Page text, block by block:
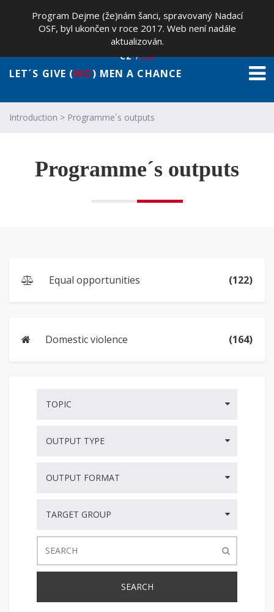
LET´S GIVE (WO) MEN A CHANCE
CZ EN
Introduction > Programme´s outputs
Programme´s outputs
Equal opportunities (122)
Domestic violence (164)
TOPIC
OUTPUT TYPE
OUTPUT FORMAT
TARGET GROUP
Program Dejme (že)nám šanci, spravovaný Nadací
OSF, byl ukončen v roce 2017. Web není nadále
aktualizován.